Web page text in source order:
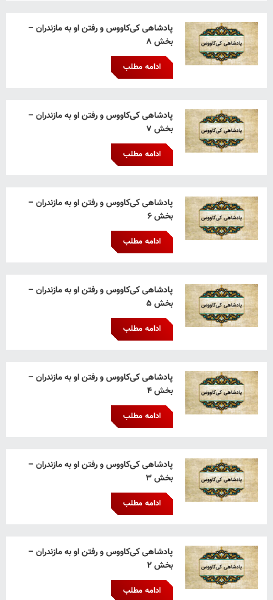
پادشاهی کی‌کاووس و رفتن او به مازندران –
بخش ۸
ادامه مطلب
پادشاهی کی‌کاووس و رفتن او به مازندران –
بخش ۷
ادامه مطلب
پادشاهی کی‌کاووس و رفتن او به مازندران –
بخش ۶
ادامه مطلب
پادشاهی کی‌کاووس و رفتن او به مازندران –
بخش ۵
ادامه مطلب
پادشاهی کی‌کاووس و رفتن او به مازندران –
بخش ۴
ادامه مطلب
پادشاهی کی‌کاووس و رفتن او به مازندران –
بخش ۳
ادامه مطلب
پادشاهی کی‌کاووس و رفتن او به مازندران –
بخش ۲
ادامه مطلب